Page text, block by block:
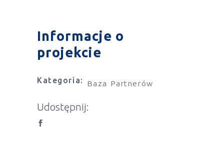
Informacje o
projekcie
Kategoria: Baza Partnerów
Udostępnij: